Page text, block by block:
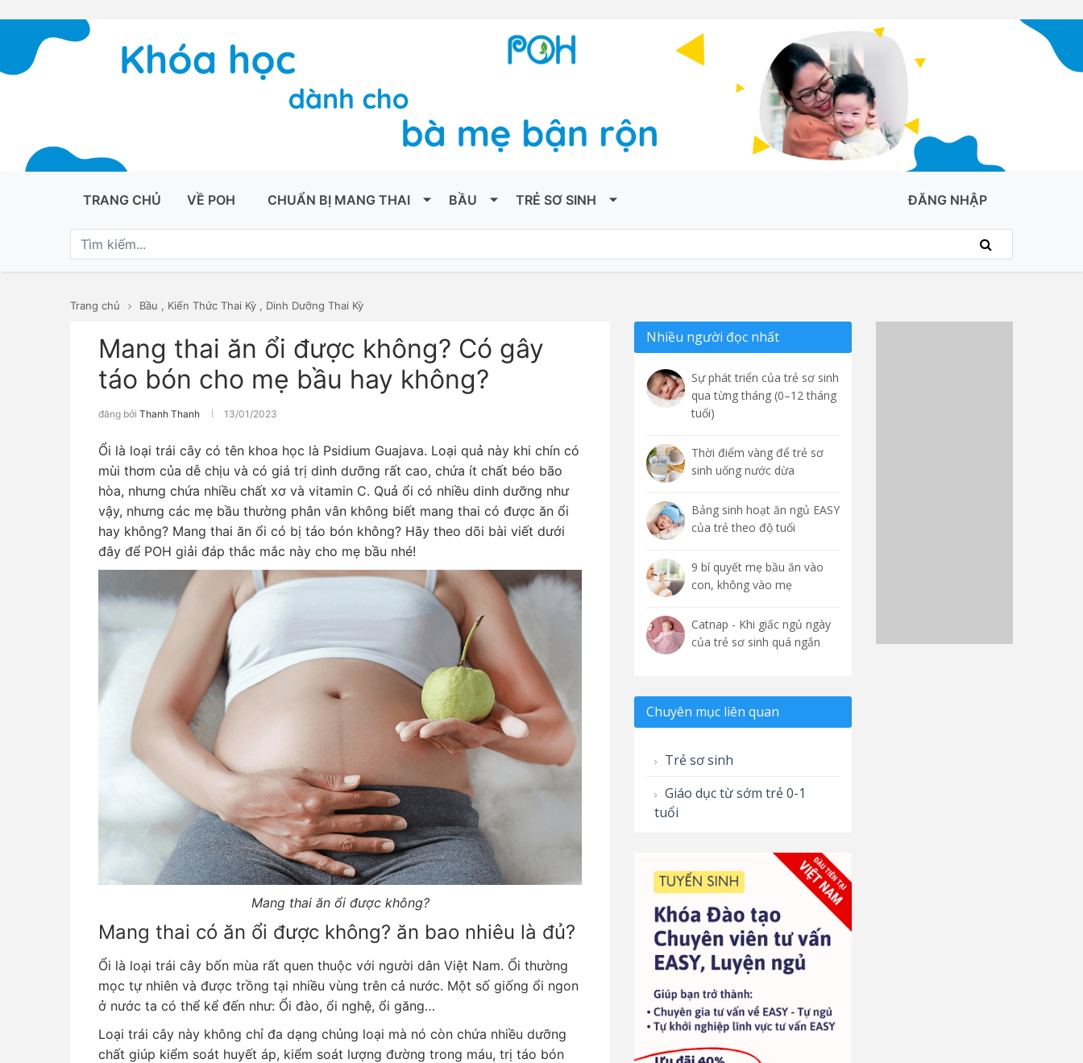
TRANG CHỦ VỀ POH CHUẨN BỊ MANG THAI BẦU TRẺ SƠ SINH ĐĂNG NHẬP
Trang chủ Bầu , Kiến Thức Thai Kỳ , Dinh Dưỡng Thai Kỳ
Mang thai ăn ổi được không? Có gây
táo bón cho mẹ bầu hay không?
đăng bởi Thanh Thanh 13/01/2023
Ổi là loại trái cây có tên khoa học là Psidium Guajava. Loại quả này khi chín có
mùi thơm của dễ chịu và có giá trị dinh dưỡng rất cao, chứa ít chất béo bão
hòa, nhưng chứa nhiều chất xơ và vitamin C. Quả ổi có nhiều dinh dưỡng như
vậy, nhưng các mẹ bầu thường phân vân không biết mang thai có được ăn ổi
hay không? Mang thai ăn ổi có bị táo bón không? Hãy theo dõi bài viết dưới
đây để POH giải đáp thắc mắc này cho mẹ bầu nhé!
Mang thai ăn ổi được không?
Mang thai có ăn ổi được không? ăn bao nhiêu là đủ?
Ổi là loại trái cây bốn mùa rất quen thuộc với người dân Việt Nam. Ổi thường
mọc tự nhiên và được trồng tại nhiều vùng trên cả nước. Một số giống ổi ngon
ở nước ta có thể kể đến như: Ổi đào, ổi nghệ, ổi găng…
Loại trái cây này không chỉ đa dạng chủng loại mà nó còn chứa nhiều dưỡng
chất giúp kiểm soát huyết áp, kiểm soát lượng đường trong máu, trị táo bón
Nhiều người đọc nhất
Sự phát triển của trẻ sơ sinh
qua từng tháng (0–12 tháng
tuổi)
Thời điểm vàng để trẻ sơ
sinh uống nước dừa
Bảng sinh hoạt ăn ngủ EASY
của trẻ theo độ tuổi
9 bí quyết mẹ bầu ăn vào
con, không vào mẹ
Catnap - Khi giấc ngủ ngày
của trẻ sơ sinh quá ngắn
Chuyên mục liên quan
Trẻ sơ sinh
Giáo dục từ sớm trẻ 0-1
tuổi